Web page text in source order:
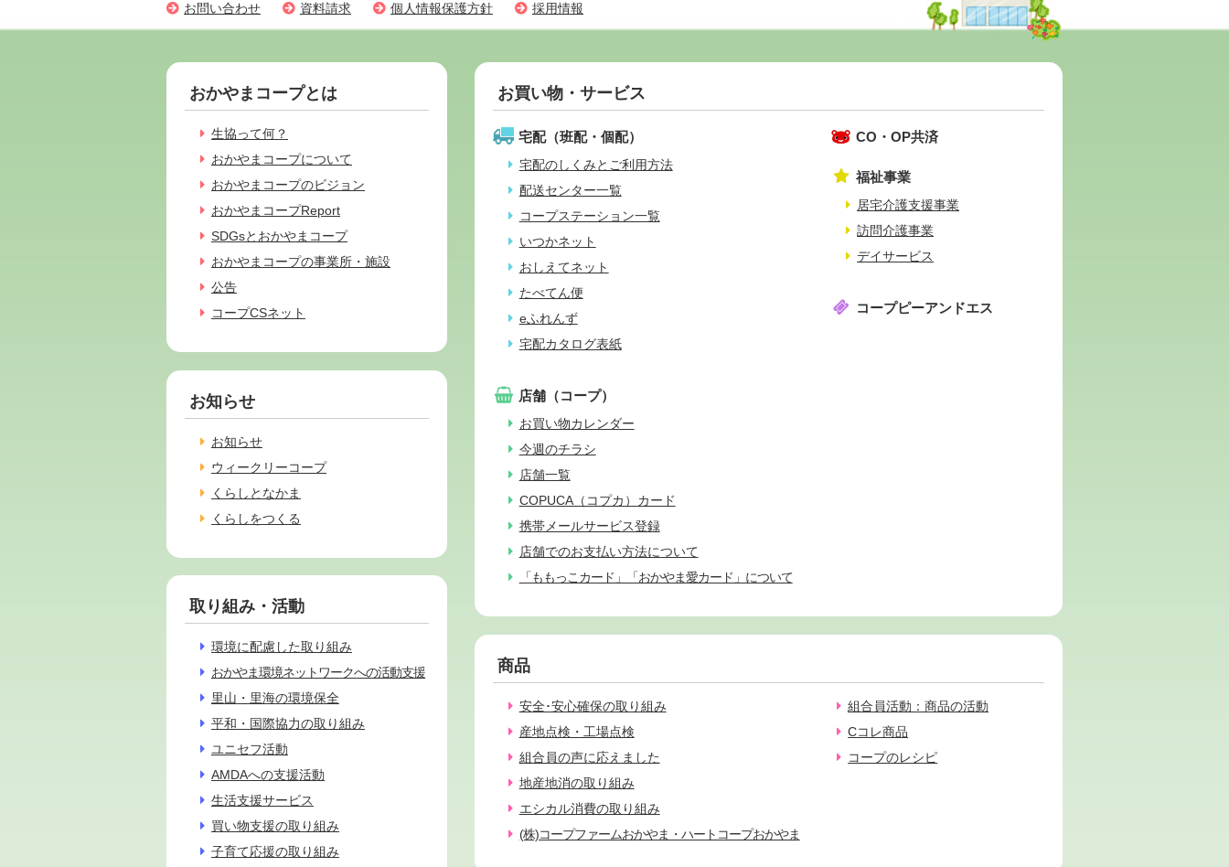
お問い合わせ 資料請求 個人情報保護方針 採用情報
おかやまコープとは
生協って何？
おかやまコープについて
おかやまコープのビジョン
おかやまコープReport
SDGsとおかやまコープ
おかやまコープの事業所・施設
公告
コープCSネット
お知らせ
お知らせ
ウィークリーコープ
くらしとなかま
くらしをつくる
お買い物・サービス
宅配（班配・個配）
宅配のしくみとご利用方法
配送センター一覧
コープステーション一覧
いつかネット
おしえてネット
たべてん便
eふれんず
宅配カタログ表紙
店舗（コープ）
お買い物カレンダー
今週のチラシ
店舗一覧
COPUCA（コプカ）カード
携帯メールサービス登録
店舗でのお支払い方法について
「ももっこカード」「おかやま愛カード」について
CO・OP共済
福祉事業
居宅介護支援事業
訪問介護事業
デイサービス
コープピーアンドエス
商品
安全･安心確保の取り組み
産地点検・工場点検
組合員の声に応えました
地産地消の取り組み
エシカル消費の取り組み
(株)コープファームおかやま・ハートコープおかやま
組合員活動：商品の活動
Cコレ商品
コープのレシピ
取り組み・活動
環境に配慮した取り組み
おかやま環境ネットワークへの活動支援
里山・里海の環境保全
平和・国際協力の取り組み
ユニセフ活動
AMDAへの支援活動
生活支援サービス
買い物支援の取り組み
子育て応援の取り組み